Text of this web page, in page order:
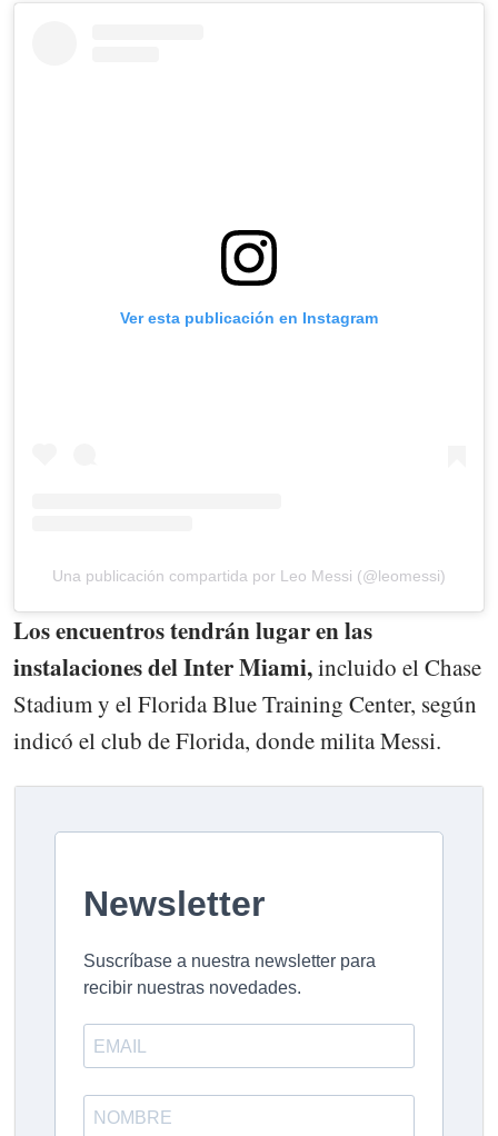
Ver esta publicación en Instagram
Una publicación compartida por Leo Messi (@leomessi)
Los encuentros tendrán lugar en las
instalaciones del Inter Miami,incluido el Chase
Stadium y el Florida Blue Training Center, según
indicó el club de Florida, donde milita Messi.